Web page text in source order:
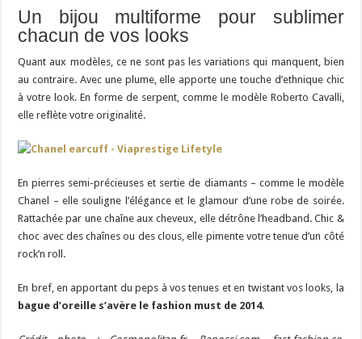
Un bijou multiforme pour sublimer
chacun de vos looks
Quant aux modèles, ce ne sont pas les variations qui manquent, bien
au contraire. Avec une plume, elle apporte une touche d’ethnique chic
à votre look. En forme de serpent, comme le modèle Roberto Cavalli,
elle reflète votre originalité.
En pierres semi-précieuses et sertie de diamants – comme le modèle
Chanel – elle souligne l’élégance et le glamour d’une robe de soirée.
Rattachée par une chaîne aux cheveux, elle détrône l’headband. Chic &
choc avec des chaînes ou des clous, elle pimente votre tenue d’un côté
rock’n roll.
En bref, en apportant du peps à vos tenues et en twistant vos looks, la
bague d’oreille s’avère le fashion must de 2014.